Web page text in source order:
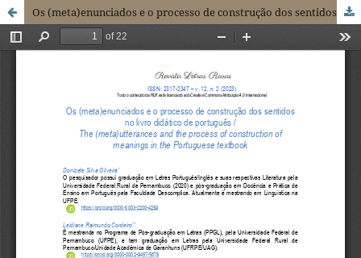
Os (meta)enunciados e o processo de construção dos sentidos no livro didático de português